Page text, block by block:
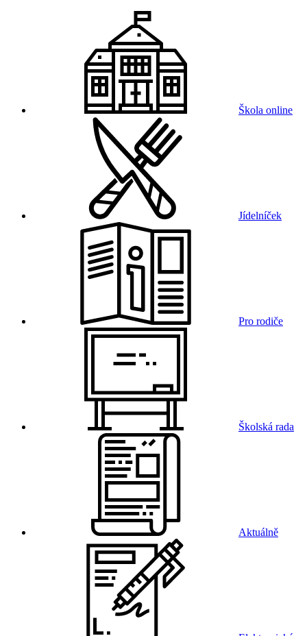
Škola online
Jídelníček
Pro rodiče
Školská rada
Aktuálně